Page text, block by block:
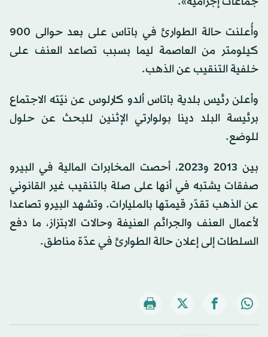
وأُعلنت حالة الطوارئ في باتاس على بعد حوالى 900
كيلومتر من العاصمة ليما بسبب تصاعد العنف على
خلفية التنقيب عن الذهب.
وأعلن رئيس بلدية باتاس ألدو كارلوس عن نيّته الاجتماع
برئيسة البلد دينا بولوارتي الإثنين للبحث عن حلول
للوضع.
بين 2013 و2023، أحصت المخابرات المالية في البيرو
صفقات يشتبه في أنها على صلة بالتنقيب غير القانوني
عن الذهب تقدّر قيمتها بالمليارات. وتشهد البيرو تصاعدا
لأعمال العنف والجرائم العنيفة وحالات الابتزاز، ما دفع
السلطات إلى إعلان حالة الطوارئ في عدّة مناطق.